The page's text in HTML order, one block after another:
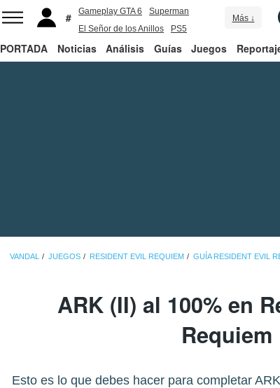
Gameplay GTA 6
Superman
El Señor de los Anillos
PS5
Más ↓
PORTADA Noticias Análisis Guías Juegos
VANDAL JUEGOS RESIDENT EVIL REQUIEM GUÍA RESIDENT EVIL
ARK (II) al 100% en
Requiem
Esto es lo que debes hacer para completar